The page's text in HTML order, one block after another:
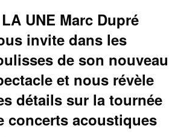
UNE Marc Dupré
invite dans les
de son nouveau
et nous révèle
détails sur la tournée
concerts acoustiques